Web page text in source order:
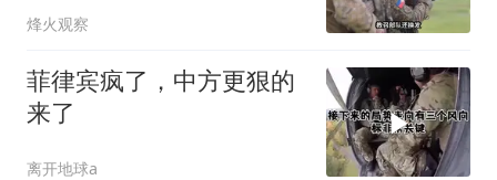
烽火观察
菲律宾疯了，中方更狠的
来了
离开地球a